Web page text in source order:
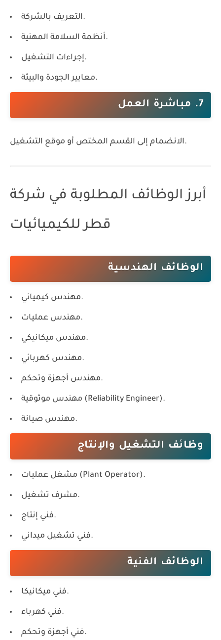
التعريف بالشركة.
أنظمة السلامة المهنية.
إجراءات التشغيل.
معايير الجودة والبيئة.
7. مباشرة العمل
الانضمام إلى القسم المختص أو موقع التشغيل.
أبرز الوظائف المطلوبة في شركة
قطر للكيميائيات
الوظائف الهندسية
مهندس كيميائي.
مهندس عمليات.
مهندس ميكانيكي.
مهندس كهربائي.
مهندس أجهزة وتحكم.
مهندس موثوقية (Reliability Engineer).
مهندس صيانة.
وظائف التشغيل والإنتاج
مشغل عمليات (Plant Operator).
مشرف تشغيل.
فني إنتاج.
فني تشغيل ميداني.
الوظائف الفنية
فني ميكانيكا.
فني كهرباء.
فني أجهزة وتحكم.